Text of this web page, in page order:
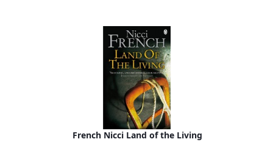
French Nicci Land of the Living